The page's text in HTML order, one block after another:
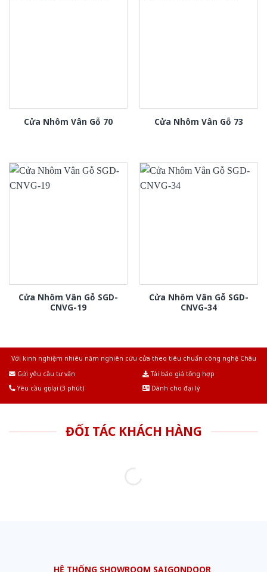
Cửa Nhôm Vân Gỗ 70 Cửa Nhôm Vân Gỗ 73
Cửa Nhôm Vân Gỗ SGD-
CNVG-19
Cửa Nhôm Vân Gỗ SGD-
CNVG-34
Với kinh nghiệm nhiêu năm nghiên cứu cửa theo tiêu chuẩn công nghệ Châu
Gửi yêu cầu tư vấn
Tải báo giá tổng hợp
Yêu cầu gọi lại (3 phút)
Dành cho đại lý
ĐỐI TÁC KHÁCH HÀNG
HỆ THỐNG SHOWROOM SAIGONDOOR